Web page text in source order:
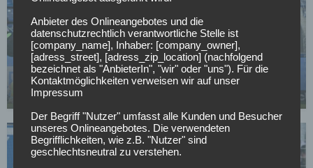
HERTHA BSC
„Bei Hertha ist Ende“: Spieler verkündet
überraschend seinen Abschied
04.05.2026
Anbieter des Onlineangebotes und die
datenschutzrechtlich verantwortliche Stelle ist
[company_name], Inhaber: [company_owner],
[adress_street], [adress_zip_location] (nachfolgend
bezeichnet als "AnbieterIn", "wir" oder "uns"). Für die
Kontaktmöglichkeiten verweisen wir auf unser
Impressum
Der Begriff "Nutzer" umfasst alle Kunden und Besucher
unseres Onlineangebotes. Die verwendeten
Begrifflichkeiten, wie z.B. "Nutzer" sind
geschlechtsneutral zu verstehen.